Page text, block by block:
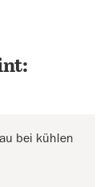
bei kühlen